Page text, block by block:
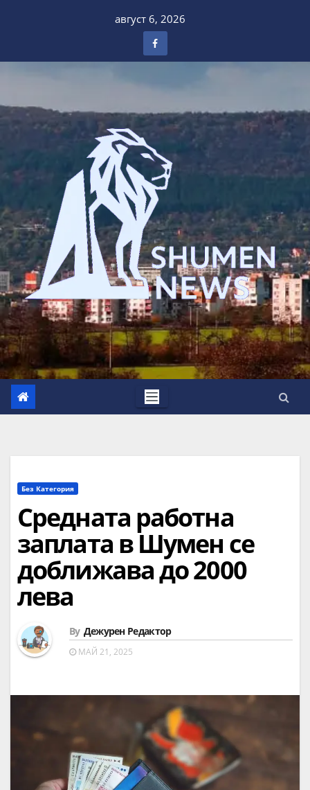
август 6, 2026
Без Категория
Средната работна
заплата в Шумен се
доближава до 2000
лева
By Дежурен Редактор
МАЙ 21, 2025